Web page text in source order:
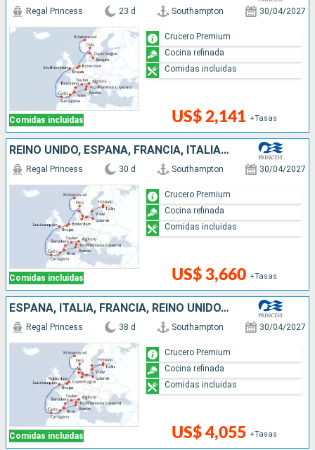
Comidas incluidas
Regal Princess 23 d Southampton 30/04/2027
US$ 2,141 +Tasas
Crucero Premium
Cocina refinada
Comidas incluidas
REINO UNIDO, ESPAÑA, FRANCIA, ITALIA, BÉLGICA, PAISES BAJOS, NORUEGA, DINAMARCA, ALEMANIA, POLONIA, SUECIA, ESTONIA, FINLANDIA
Comidas incluidas
Regal Princess 30 d Southampton 30/04/2027
US$ 3,660 +Tasas
Crucero Premium
Cocina refinada
Comidas incluidas
ESPAÑA, ITALIA, FRANCIA, REINO UNIDO, BÉLGICA, PAISES BAJOS, NORUEGA, ALEMANIA, DINAMARCA, ESTONIA, FINLANDIA, SUECIA, POLONIA
Comidas incluidas
Regal Princess 38 d Southampton 30/04/2027
US$ 4,055 +Tasas
Crucero Premium
Cocina refinada
Comidas incluidas